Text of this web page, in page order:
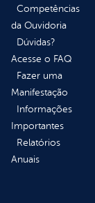
Competências
da Ouvidoria
Dúvidas?
Acesse o FAQ
Fazer uma
Manifestação
Informações
Importantes
Relatórios
Anuais